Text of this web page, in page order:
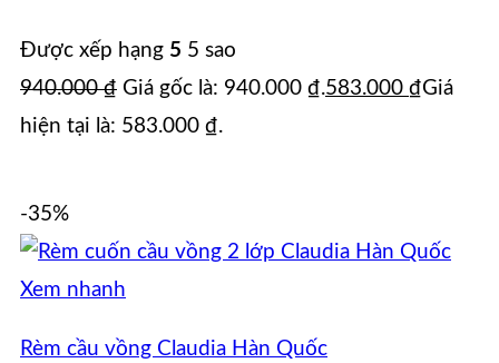
Được xếp hạng 5 5 sao
940.000₫ Giá gốc là: 940.000 ₫.583.000 ₫Giá
hiện tại là: 583.000 ₫.
-35%
Xem nhanh
Rèm cầu vồng Claudia Hàn Quốc